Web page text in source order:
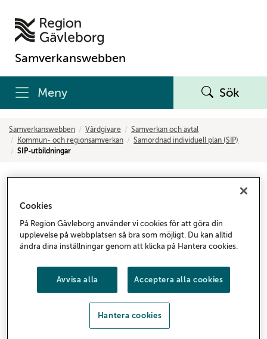
Samverkanswebben
Meny Sök
Samverkanswebben Vårdgivare
Samverkan och avtal
Kommun- och regionsamverkan
Samordnad individuell plan (SIP)
SIP-utbildningar
Utbildningar och kunskapsstöd för dig som är
användare och utbildare i SIP.
Process pågår inom Centrum för klinisk utbildning
(CKU) för framtagande av en grundläggande E-
utbildning med kunskapstest för samordnad
individuell plan (SIP). Utbildningen kommer att
Cookies
På Region Gävleborg använder vi cookies för att göra din
upplevelse på webbplatsen så bra som möjligt. Du kan alltid
ändra dina inställningar genom att klicka på Hantera cookies.
Avvisa alla Acceptera alla cookies
Hantera cookies